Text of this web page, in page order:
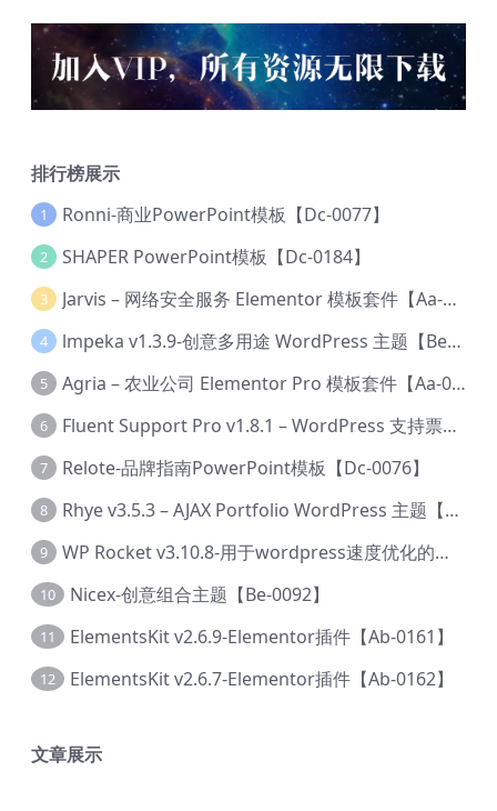
排行榜展示
1 Ronni-商业PowerPoint模板【Dc-0077】
2 SHAPER PowerPoint模板【Dc-0184】
3 Jarvis – 网络安全服务 Elementor 模板套件【Aa-0035】
4 lmpeka v1.3.9-创意多用途 WordPress 主题【Be-0064】
5 Agria – 农业公司 Elementor Pro 模板套件【Aa-0003】
6 Fluent Support Pro v1.8.1 – WordPress 支持票务系统【Cc-0041】
7 Relote-品牌指南PowerPoint模板【Dc-0076】
8 Rhye v3.5.3 – AJAX Portfolio WordPress 主题【Bi-0049】
9 WP Rocket v3.10.8-用于wordpress速度优化的缓存加速插件【Cd-0019】
10 Nicex-创意组合主题【Be-0092】
11 ElementsKit v2.6.9-Elementor插件【Ab-0161】
12 ElementsKit v2.6.7-Elementor插件【Ab-0162】
文章展示